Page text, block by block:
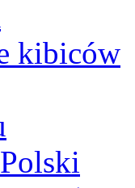
kibiców